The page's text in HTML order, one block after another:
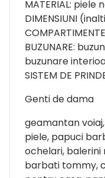
MATERIAL: piele
DIMENSIUNI
BUZUNARE:
buzunare
SISTEM DE
Genti de dama
geamantan
piele, papuci
ochelari, balerini
barbati tommy,